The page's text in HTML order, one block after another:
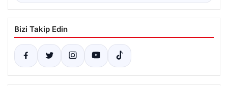
Bizi Takip Edin